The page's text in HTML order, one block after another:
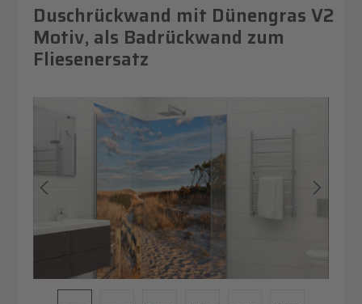
Duschrückwand mit Dünengras V2
Motiv, als Badrückwand zum
Fliesenersatz
Bildergalerie überspringen